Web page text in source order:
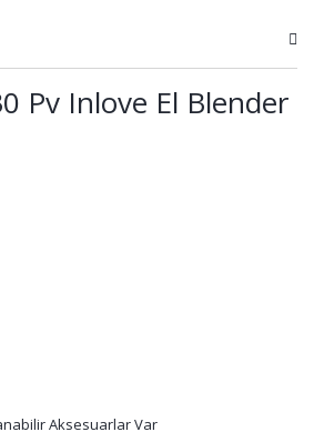
Pv Inlove El Blender
Aksesuarlar Var